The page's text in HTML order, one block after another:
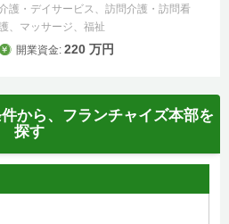
護・デイサービス、訪問介護・訪問看
、マッサージ、福祉
開業資金: 220 万円
から、フランチャイズ本部を
探す